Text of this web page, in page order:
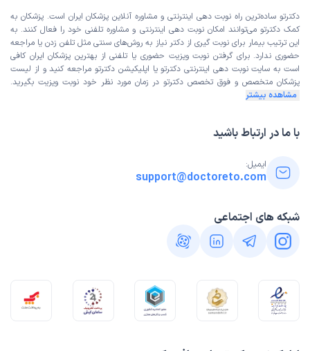
دکترتو ساده‌ترین راه نوبت‌ دهی اینترنتی و مشاوره آنلاین پزشکان ایران است. پزشکان به
کمک دکترتو می‌توانند امکان نوبت دهی اینترنتی و مشاوره تلفنی خود را فعال کنند. به
این ترتیب بیمار برای نوبت گیری از دکتر نیاز به روش‌های سنتی مثل تلفن زدن یا مراجعه
حضوری ندارد. برای گرفتن نوبت ویزیت حضوری یا تلفنی از بهترین پزشکان ایران کافی
است به سایت نوبت دهی اینترنتی دکترتو یا اپلیکیشن دکترتو مراجعه کنید و از لیست
پزشکان متخصص و فوق تخصص دکترتو در زمان مورد نظر خود نوبت ویزیت بگیرید.
مشاهده بیشتر
با ما در ارتباط باشید
ایمیل:
support@doctoreto.com
شبکه های اجتماعی